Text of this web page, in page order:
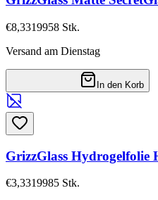
€8,3319958 Stk.
Versand am Dienstag
In den Korb
GrizzGlass
€3,3319985 Stk.